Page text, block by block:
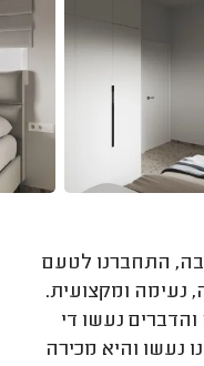
התחברנו לטעם
נעימה ומקצועית.
נעשו די
נעשו והיא מכירה